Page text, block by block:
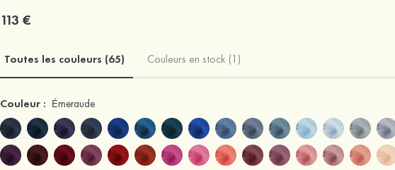
113 €
Toutes les couleurs (65) Couleurs en stock (1)
Couleur : Émeraude